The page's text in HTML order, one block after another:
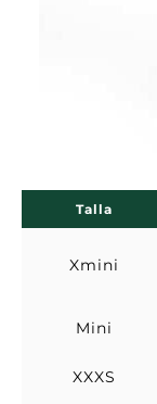
Talla
Xmini
Mini
XXXS